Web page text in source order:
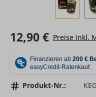
Regulärer Preis:
12,90 € Preise inkl.
Produkt-Nr.: